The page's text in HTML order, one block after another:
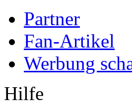
Partner
Fan-Artikel
Werbung
Hilfe